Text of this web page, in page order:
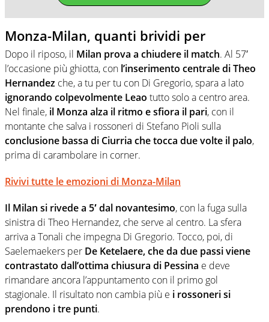
Monza-Milan, quanti brividi per
Dopo il riposo, il Milan prova a chiudere il match. Al 57′
l’occasione più ghiotta, con l’inserimento centrale di Theo
Hernandez che, a tu per tu con Di Gregorio, spara a lato
ignorando colpevolmente Leao tutto solo a centro area.
Nel finale, il Monza alza il ritmo e sfiora il pari, con il
montante che salva i rossoneri di Stefano Pioli sulla
conclusione bassa di Ciurria che tocca due volte il palo,
prima di carambolare in corner.
Rivivi tutte le emozioni di Monza-Milan
Il Milan si rivede a 5′ dal novantesimo, con la fuga sulla
sinistra di Theo Hernandez, che serve al centro. La sfera
arriva a Tonali che impegna Di Gregorio. Tocco, poi, di
Saelemaekers per De Ketelaere, che da due passi viene
contrastato dall’ottima chiusura di Pessina e deve
rimandare ancora l’appuntamento con il primo gol
stagionale. Il risultato non cambia più e i rossoneri si
prendono i tre punti.